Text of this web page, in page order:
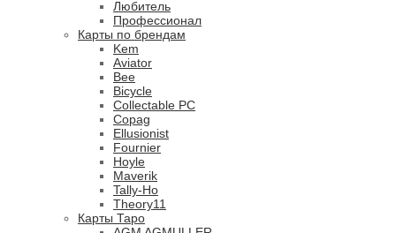
Любитель
Профессионал
Карты по брендам
Kem
Aviator
Bee
Bicycle
Collectable PC
Copag
Ellusionist
Fournier
Hoyle
Maverik
Tally-Ho
Theory11
Карты Таро